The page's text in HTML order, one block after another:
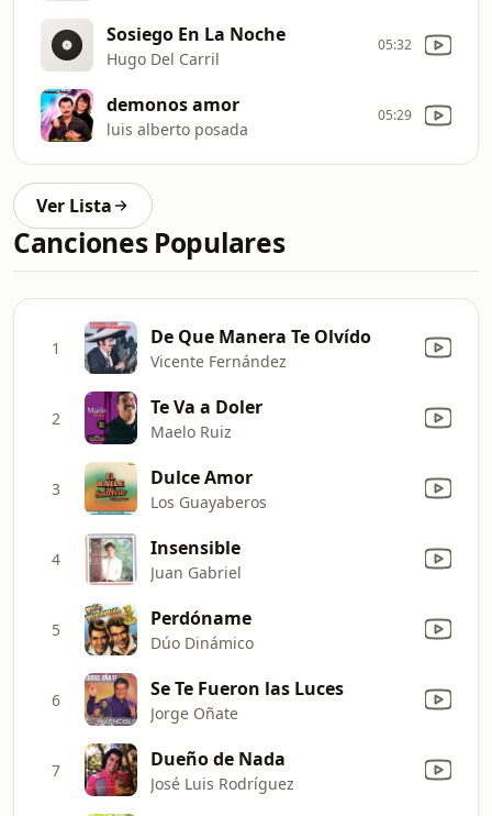
Sosiego En La Noche
Hugo Del Carril
05:32
demonos amor
luis alberto posada
05:29
Ver Lista
Canciones Populares
1 De Que Manera Te Olvído
Vicente Fernández
2 Te Va a Doler
Maelo Ruiz
3 Dulce Amor
Los Guayaberos
4 Insensible
Juan Gabriel
5 Perdóname
Dúo Dinámico
6 Se Te Fueron las Luces
Jorge Oñate
7 Dueño de Nada
José Luis Rodríguez